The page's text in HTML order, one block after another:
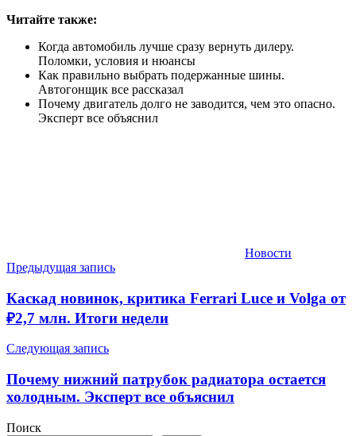
Читайте также:
Когда автомобиль лучше сразу вернуть дилеру.
Поломки, условия и нюансы
Как правильно выбрать подержанные шины.
Автогонщик все рассказал
Почему двигатель долго не заводится, чем это опасно.
Эксперт все объяснил
Новости
Навигация
по
записям
Предыдущая запись
Каскад новинок, критика Ferrari Luce и Volga от
₽2,7 млн. Итоги недели
Следующая запись
Почему нижний патрубок радиатора остается
холодным. Эксперт все объяснил
Поиск